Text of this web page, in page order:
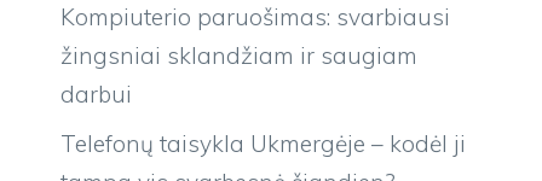
Kompiuterio paruošimas: svarbiausi
žingsniai sklandžiam ir saugiam
darbui
Telefonų taisykla Ukmergėje – kodėl ji